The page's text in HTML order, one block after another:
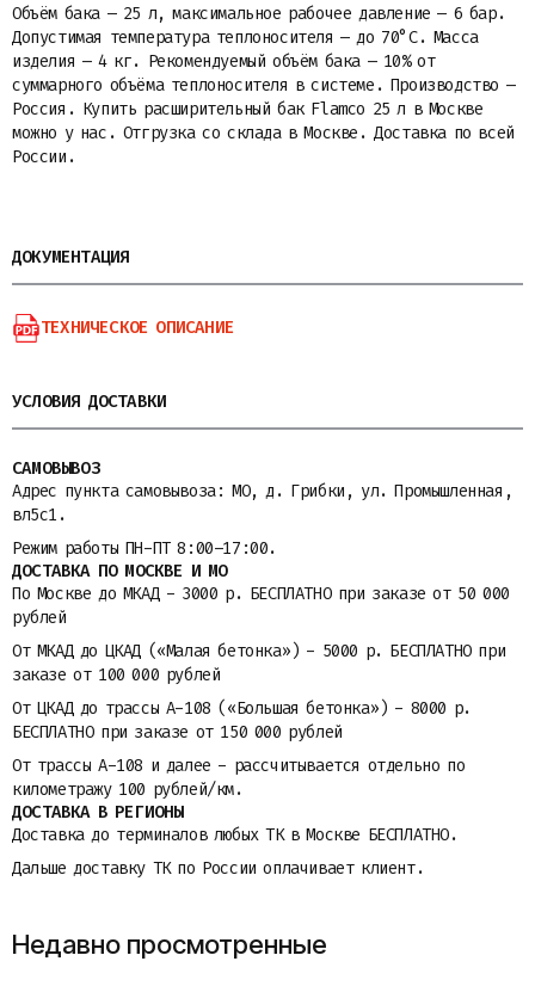
Объём бака — 25 л, максимальное рабочее давление — 6 бар.
Допустимая температура теплоносителя — до 70°С. Масса
изделия — 4 кг. Рекомендуемый объём бака — 10% от
суммарного объёма теплоносителя в системе. Производство —
Россия. Купить расширительный бак Flamco 25 л в Москве
можно у нас. Отгрузка со склада в Москве. Доставка по всей
России.
ДОКУМЕНТАЦИЯ
ТЕХНИЧЕСКОЕ ОПИСАНИЕ
УСЛОВИЯ ДОСТАВКИ
САМОВЫВОЗ
Адрес пункта самовывоза: МО, д. Грибки, ул. Промышленная,
вл5с1.
Режим работы ПН-ПТ 8:00–17:00.
ДОСТАВКА ПО МОСКВЕ И МО
По Москве до МКАД - 3000 р. БЕСПЛАТНО при заказе от 50 000
рублей
От МКАД до ЦКАД («Малая бетонка») - 5000 р. БЕСПЛАТНО при
заказе от 100 000 рублей
От ЦКАД до трассы A-108 («Большая бетонка») - 8000 р.
БЕСПЛАТНО при заказе от 150 000 рублей
От трассы A-108 и далее - рассчитывается отдельно по
километражу 100 рублей/км.
ДОСТАВКА В РЕГИОНЫ
Доставка до терминалов любых ТК в Москве БЕСПЛАТНО.
Дальше доставку ТК по России оплачивает клиент.
Недавно просмотренные